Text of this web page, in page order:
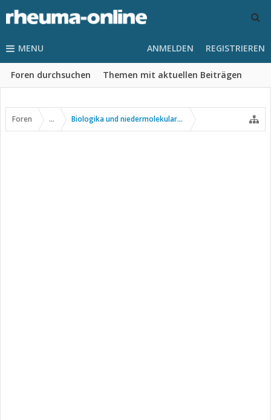
MENU
Foren durchsuchen Themen mit aktuellen Beiträgen
ANMELDEN REGISTRIEREN
Foren ... Biologika und niedermolekulare Wirkstoffe